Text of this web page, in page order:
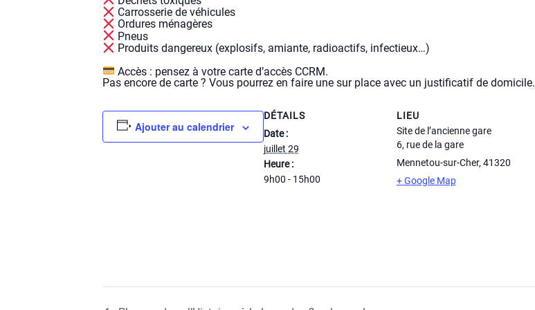
Carrosserie de véhicules
Ordures ménagères
Pneus
Produits dangereux (explosifs, amiante, radioactifs, infectieux…)
Accès : pensez à votre carte d’accès CCRM.
Pas encore de carte ? Vous pourrez en faire une sur place avec un justificatif de domicile.
Ajouter au calendrier
DÉTAILS
Date :
juillet 29
Heure :
9h00 - 15h00
LIEU
Site de l’ancienne gare
6, rue de la gare
Mennetou-sur-Cher, 41320
+ Google Map